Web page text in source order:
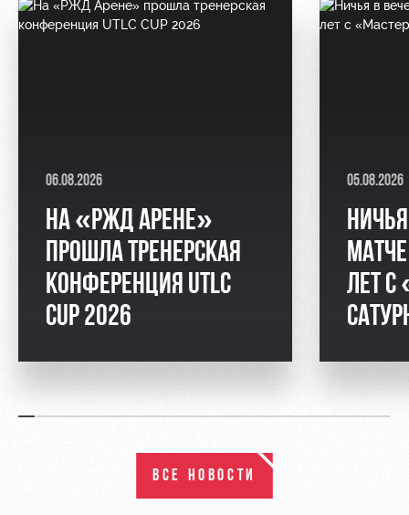
06.08.2026
НА «РЖД АРЕНЕ»
ПРОШЛА ТРЕНЕРСКАЯ
КОНФЕРЕНЦИЯ UTLC
CUP 2026
05.08.2026
ЛЕТ С
ВСЕ НОВОСТИ